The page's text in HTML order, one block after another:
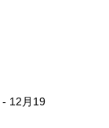
- 12月19